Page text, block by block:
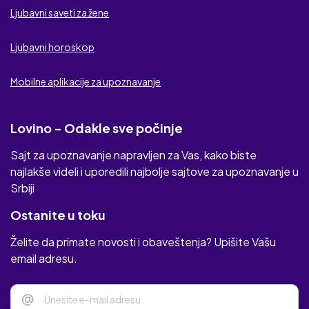
Elmaz
Ljubavni saveti za žene
Ljubavni horoskop
Mobilne aplikacije za upoznavanje
Lovino - Odakle sve počinje
Sajt za upoznavanje napravljen za Vas, kako biste
najlakše videli i uporedili najbolje sajtove za upoznavanje u
Srbiji
Ostanite u toku
Želite da primate novosti i obaveštenja? Upišite Vašu
email adresu.
@